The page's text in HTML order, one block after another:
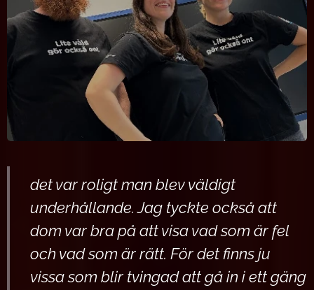
det var roligt man blev väldigt
underhållande. Jag tyckte också att
dom var bra på att visa vad som är fel
och vad som är rätt. För det finns ju
vissa som blir tvingad att gå in i ett gäng